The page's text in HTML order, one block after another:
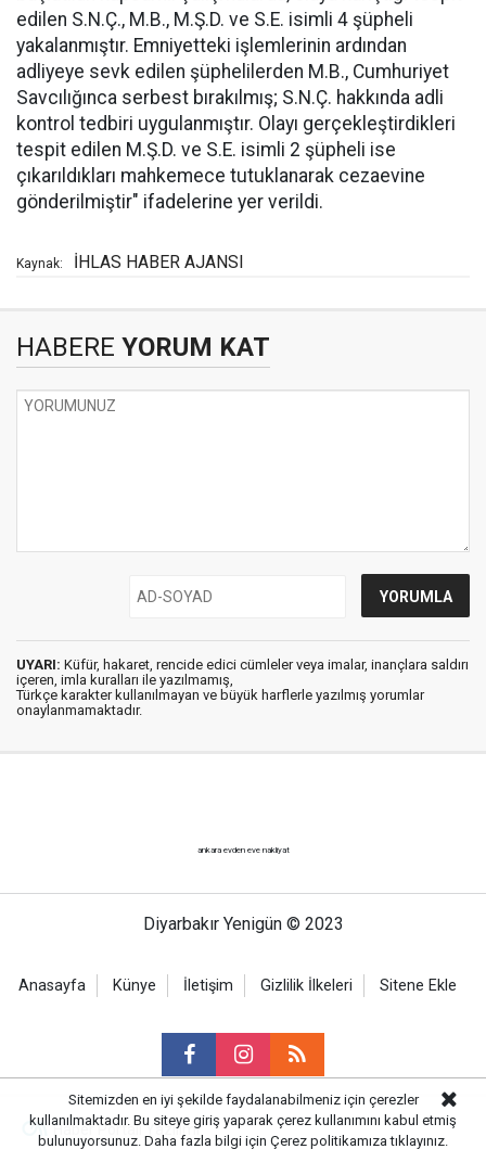
edilen S.N.Ç., M.B., M.Ş.D. ve S.E. isimli 4 şüpheli
yakalanmıştır. Emniyetteki işlemlerinin ardından
adliyeye sevk edilen şüphelilerden M.B., Cumhuriyet
Savcılığınca serbest bırakılmış; S.N.Ç. hakkında adli
kontrol tedbiri uygulanmıştır. Olayı gerçekleştirdikleri
tespit edilen M.Ş.D. ve S.E. isimli 2 şüpheli ise
çıkarıldıkları mahkemece tutuklanarak cezaevine
gönderilmiştir" ifadelerine yer verildi.
Kaynak: İHLAS HABER AJANSI
HABERE YORUM KAT
UYARI: Küfür, hakaret, rencide edici cümleler veya imalar, inançlara saldırı
içeren, imla kuralları ile yazılmamış,
Türkçe karakter kullanılmayan ve büyük harflerle yazılmış yorumlar
onaylanmamaktadır.
ankara evden eve nakliyat
Diyarbakır Yenigün © 2023
Anasayfa Künye İletişim Gizlilik İlkeleri Sitene Ekle
Haber Portalı Yazılımı
Sitemizden en iyi şekilde faydalanabilmeniz için çerezler
kullanılmaktadır. Bu siteye giriş yaparak çerez kullanımını kabul etmiş
bulunuyorsunuz. Daha fazla bilgi için Çerez politikamıza tıklayınız.